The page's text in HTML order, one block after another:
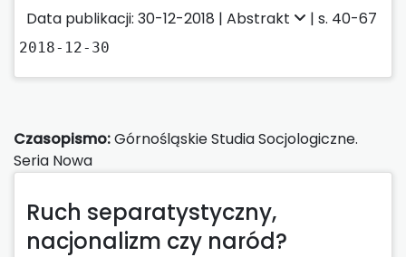
Data publikacji: 30-12-2018 | Abstrakt | s. 40-67
2018-12-30
Czasopismo:Górnośląskie Studia Socjologiczne.
Seria Nowa
Ruch separatystyczny,
nacjonalizm czy naród?